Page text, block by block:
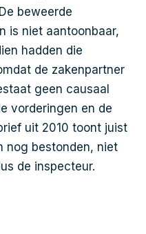
beweerde
is niet aantoonbaar,
hadden die
de zakenpartner
geen causaal
vorderingen en de
uit 2010 toont juist
nog bestonden, niet
de inspecteur.